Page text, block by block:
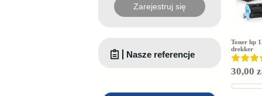
Toner hp
drekker
30,00
Zarejestruj się
Nasze referencje